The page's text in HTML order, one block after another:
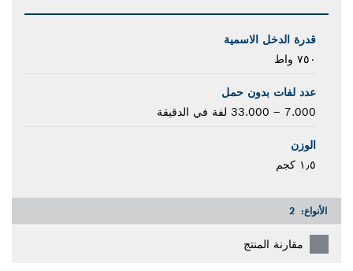
قدرة الدخل الاسمية
٧٥٠ واط
عدد لفات بدون حمل
7.000 – 33.000 لفة في الدقيقة
الوزن
١٫٥ كجم
الأنواع: 2
مقارنة المنتج